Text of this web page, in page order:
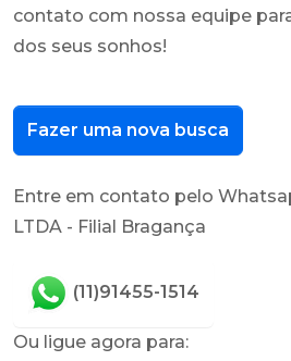
contato com nossa equipe
dos seus sonhos!
Fazer uma nova busca
Entre em contato pelo
LTDA - Filial Bragança
(11)91455-1514
Ou ligue agora para: